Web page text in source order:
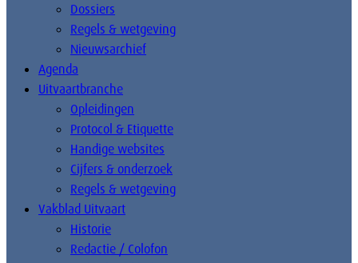
Dossiers
Regels & wetgeving
Nieuwsarchief
Agenda
Uitvaartbranche
Opleidingen
Protocol & Etiquette
Handige websites
Cijfers & onderzoek
Regels & wetgeving
Vakblad Uitvaart
Historie
Redactie / Colofon